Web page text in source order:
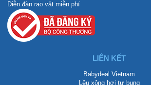
Diễn đàn rao vặt miễn phí
LIÊN KẾT
Babydeal Vietnam
Lều xông hơi tự bung